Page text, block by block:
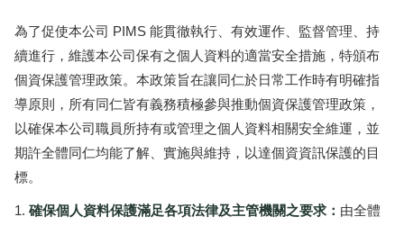
為了促使本公司 PIMS 能貫徹執行、有效運作、監督管理、持
續進行，維護本公司保有之個人資料的適當安全措施，特頒布
個資保護管理政策。本政策旨在讓同仁於日常工作時有明確指
導原則，所有同仁皆有義務積極參與推動個資保護管理政策，
以確保本公司職員所持有或管理之個人資料相關安全維運，並
期許全體同仁均能了解、實施與維持，以達個資資訊保護的目
標。
確保個人資料保護滿足各項法律及主管機關之要求： 由全體